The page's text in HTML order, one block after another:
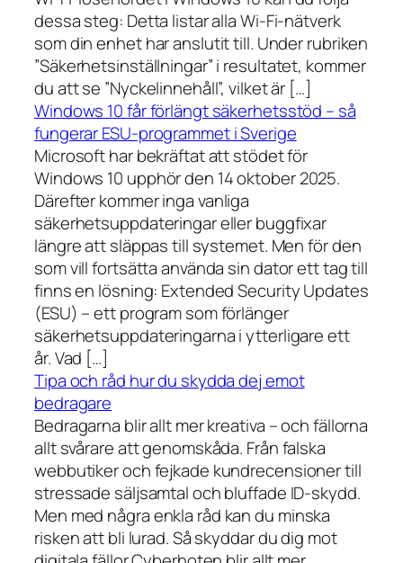
dessa steg: Detta listar alla Wi-Fi-nätverk
som din enhet har anslutit till. Under rubriken
”Säkerhetsinställningar” i resultatet, kommer
du att se ”Nyckelinnehåll”, vilket är […]
Windows 10 får förlängt säkerhetsstöd – så
fungerar ESU-programmet i Sverige
Microsoft har bekräftat att stödet för
Windows 10 upphör den 14 oktober 2025.
Därefter kommer inga vanliga
säkerhetsuppdateringar eller buggfixar
längre att släppas till systemet. Men för den
som vill fortsätta använda sin dator ett tag till
finns en lösning: Extended Security Updates
(ESU) – ett program som förlänger
säkerhetsuppdateringarna i ytterligare ett
år. Vad […]
Tipa och råd hur du skydda dej emot
bedragare
Bedragarna blir allt mer kreativa – och fällorna
allt svårare att genomskåda. Från falska
webbutiker och fejkade kundrecensioner till
stressade säljsamtal och bluffade ID-skydd.
Men med några enkla råd kan du minska
risken att bli lurad. Så skyddar du dig mot